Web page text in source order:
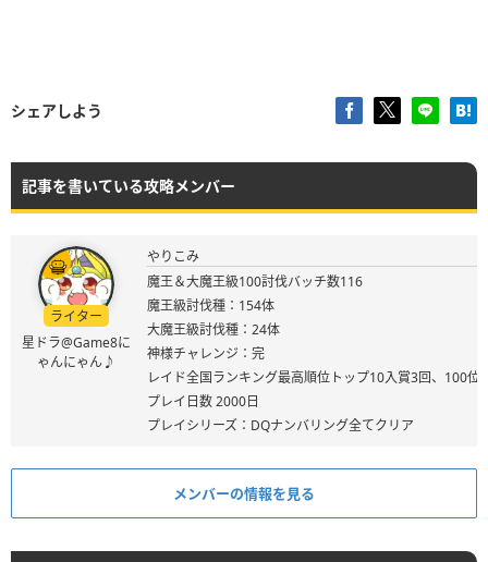
シェアしよう
記事を書いている攻略メンバー
ライター
星ドラ@Game8に
ゃんにゃん♪
やりこみ
魔王＆大魔王級100討伐バッチ数116
魔王級討伐種：154体
大魔王級討伐種：24体
神様チャレンジ：完
レイド全国ランキング最高順位トップ10入賞3回、100位
プレイ日数 2000日
プレイシリーズ：DQナンバリング全てクリア
メンバーの情報を見る